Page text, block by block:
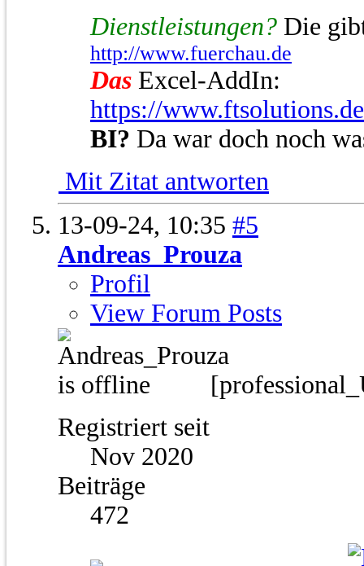
Dienstleistungen? Die
http://www.fuerchau.de
Das Excel-AddIn:
https://
BI? Da war doch noch
Mit Zitat antworten
13-09-24, 10:35 #5
Andreas_Prouza
Profil
View Forum Posts
Registriert seit
Nov 2020
Beiträge
472